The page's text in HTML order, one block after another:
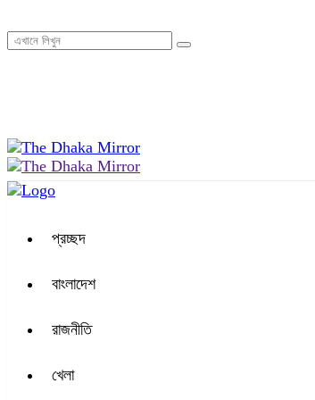
প্রচ্ছদ
বাংলাদেশ
রাজনীতি
খেলা